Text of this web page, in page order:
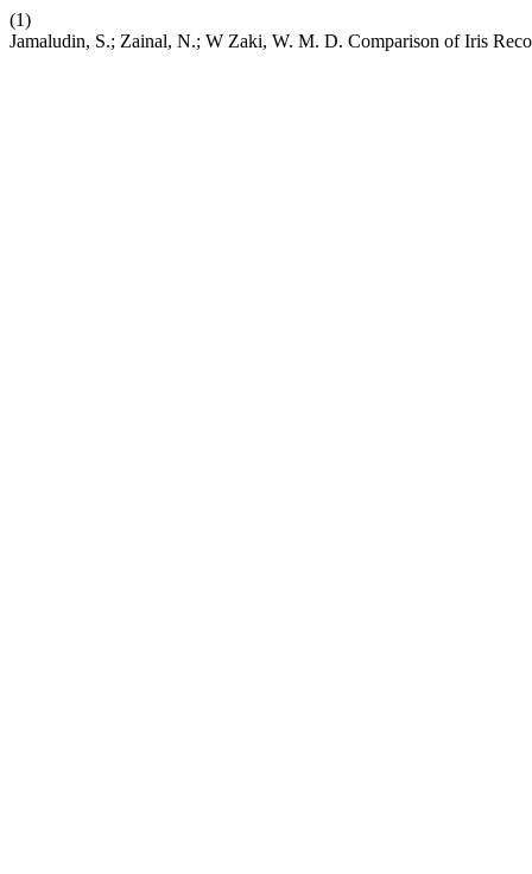
(1)
Jamaludin, S.; Zainal, N.; W Zaki, W. M. D. Comparison of Iris